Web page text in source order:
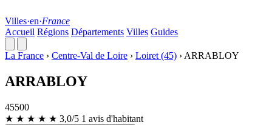
Villes·en·France
Accueil Régions Départements Villes Guides
La France › Centre-Val de Loire › Loiret (45) › ARRABLOY
ARRABLOY
45500
★ ★ ★ ★ ★ 3,0/5 1 avis d'habitant